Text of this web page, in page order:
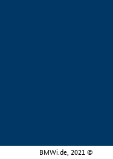
BMWi.de, 2021 ©